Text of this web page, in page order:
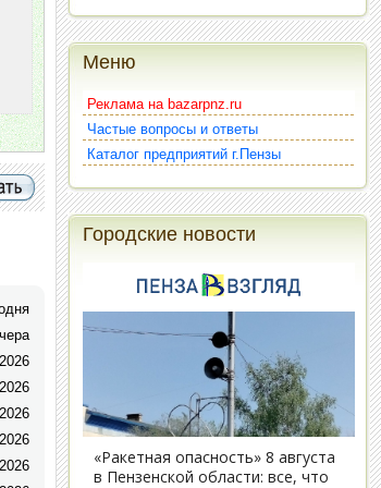
Меню
Реклама на bazarpnz.ru
Частые вопросы и ответы
Каталог предприятий г.Пензы
Городские новости